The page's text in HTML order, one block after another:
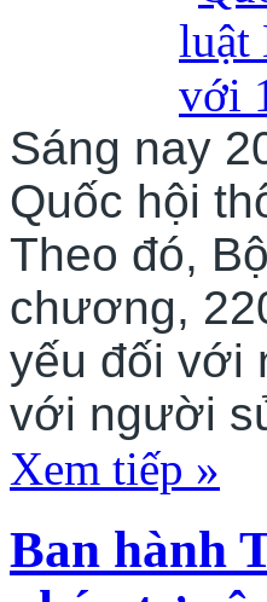
Sáng nay
Quốc hội
Theo đó,
chương,
yếu đối với
với người
Xem tiếp »
Ban hành